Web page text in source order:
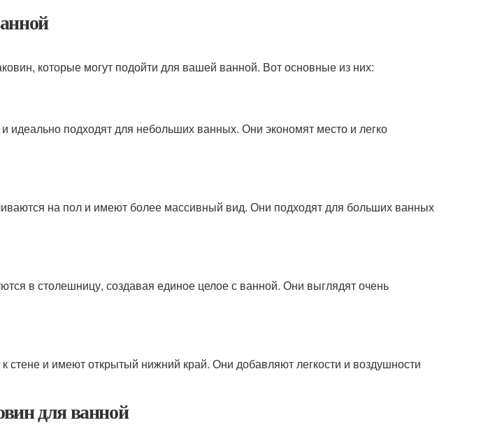
которые могут подойти для вашей ванной. Вот основные из них:
идеально подходят для небольших ванных. Они экономят место и легко
на пол и имеют более массивный вид. Они подходят для больших ванных
в столешницу, создавая единое целое с ванной. Они выглядят очень
стене и имеют открытый нижний край. Они добавляют легкости и воздушности
для ванной